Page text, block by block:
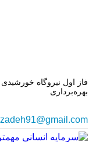
فاز اول نیروگاه خورشیدی
بهره‌برداری